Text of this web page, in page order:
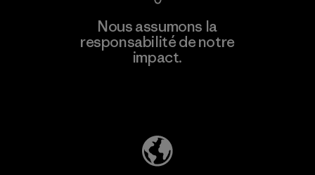
Nous assumons la
responsabilité de notre
impact.